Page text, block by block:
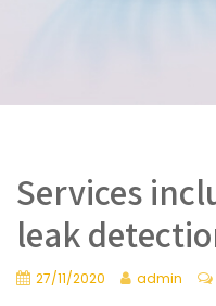
Services
leak
27/11/2020 admin